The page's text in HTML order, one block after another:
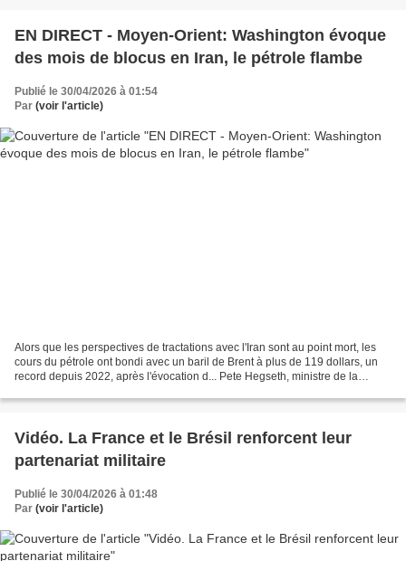
EN DIRECT - Moyen-Orient: Washington évoque
des mois de blocus en Iran, le pétrole flambe
Publié le 30/04/2026 à 01:54
Par (voir l'article)
Alors que les perspectives de tractations avec l'Iran sont au point mort, les
cours du pétrole ont bondi avec un baril de Brent à plus de 119 dollars, un
record depuis 2022, après l'évocation d... Pete Hegseth, ministre de la
Vidéo. La France et le Brésil renforcent leur
partenariat militaire
Publié le 30/04/2026 à 01:48
Par (voir l'article)